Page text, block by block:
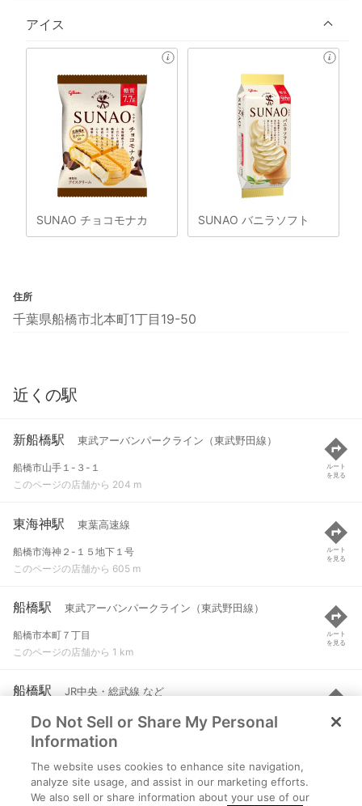
アイス
SUNAO チョコモナカ SUNAO バニラソフト
住所
千葉県船橋市北本町1丁目19-50
近くの駅
新船橋駅 東武アーバンパークライン（東武野田線）
船橋市山手１-３-１
このページの店舗から 204 m
ルート
を見る
東海神駅 東葉高速線
船橋市海神２-１５地下１号
このページの店舗から 605 m
ルート
を見る
船橋駅 東武アーバンパークライン（東武野田線）
船橋市本町７丁目
このページの店舗から 1 km
ルート
を見る
船橋駅 JR中央・総武線 など
船橋市本町７丁目
このページの店舗から 1.1 km
ルート
を見る
海神駅 京成本線
船橋市海神５-１-２２
Do Not Sell or Share My Personal
Information
The website uses cookies to enhance site navigation,
analyze site usage, and assist in our marketing efforts.
We also sell or share information about your use of our